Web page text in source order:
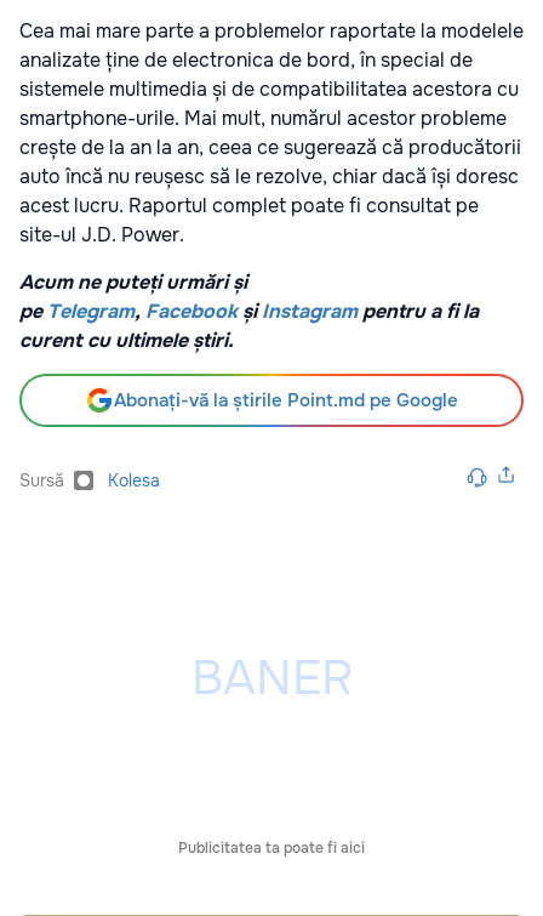
Cea mai mare parte a problemelor raportate la modelele
analizate ține de electronica de bord, în special de
sistemele multimedia și de compatibilitatea acestora cu
smartphone-urile. Mai mult, numărul acestor probleme
crește de la an la an, ceea ce sugerează că producătorii
auto încă nu reușesc să le rezolve, chiar dacă își doresc
acest lucru. Raportul complet poate fi consultat pe
site-ul J.D. Power.
Acum ne puteți urmări și
pe Telegram, Facebook șiInstagrampentru a fi la
curent cu ultimele știri.
Abonați-vă la știrile Point.md pe Google
Sursă Kolesa
Publicitatea ta poate fi aici